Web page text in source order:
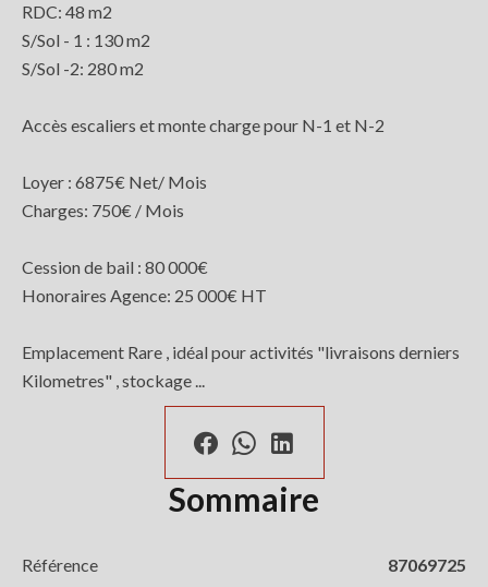
RDC: 48 m2
S/Sol - 1 : 130 m2
S/Sol -2: 280 m2
Accès escaliers et monte charge pour N-1 et N-2
Loyer : 6875€ Net/ Mois
Charges: 750€ / Mois
Cession de bail : 80 000€
Honoraires Agence: 25 000€ HT
Emplacement Rare , idéal pour activités "livraisons derniers
Kilometres" , stockage ...
Sommaire
Référence 87069725